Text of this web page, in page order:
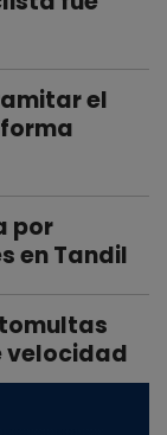
el
por
en Tandil
velocidad